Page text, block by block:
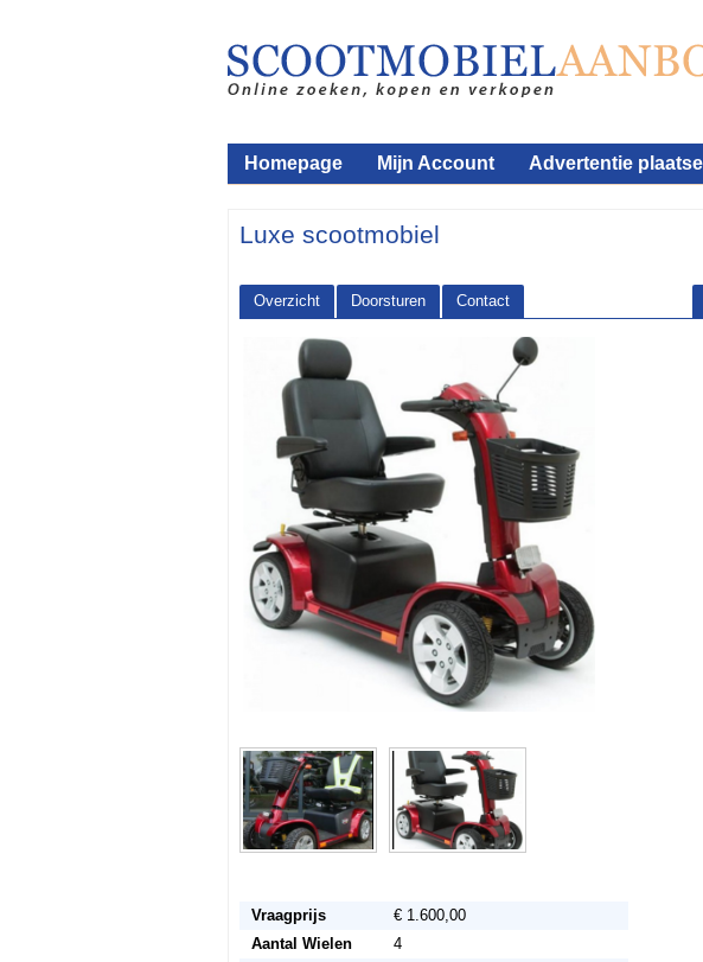
Homepage Mijn Account Advertentie
Luxe scootmobiel
Overzicht Doorsturen Contact
Vraagprijs
€ 1.600,00
Aantal Wielen
4